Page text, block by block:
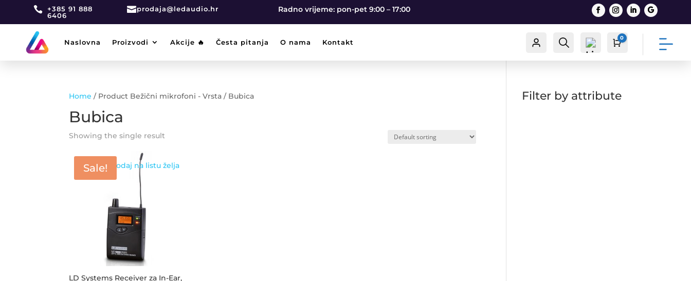
 +385 91 888
6406
prodaja@ledaudio.hr Radno vrijeme: pon-pet 9:00 – 17:00
Naslovna Proizvodi Akcije 🔥 Česta pitanja O nama Kontakt Račun Traži Cart
0
€
Home / Product Bežični mikrofoni - Vrsta / Bubica
Bubica
Showing the single result
Sale!
LD Systems Receiver za In-Ear,
Dodaj na listu želja
Filter by attribute